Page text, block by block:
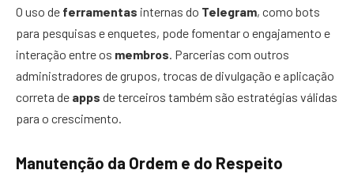
O uso de ferramentas internas do Telegram, como bots
para pesquisas e enquetes, pode fomentar o engajamento e
interação entre os membros. Parcerias com outros
administradores de grupos, trocas de divulgação e aplicação
correta de apps de terceiros também são estratégias válidas
para o crescimento.
Manutenção da Ordem e do Respeito